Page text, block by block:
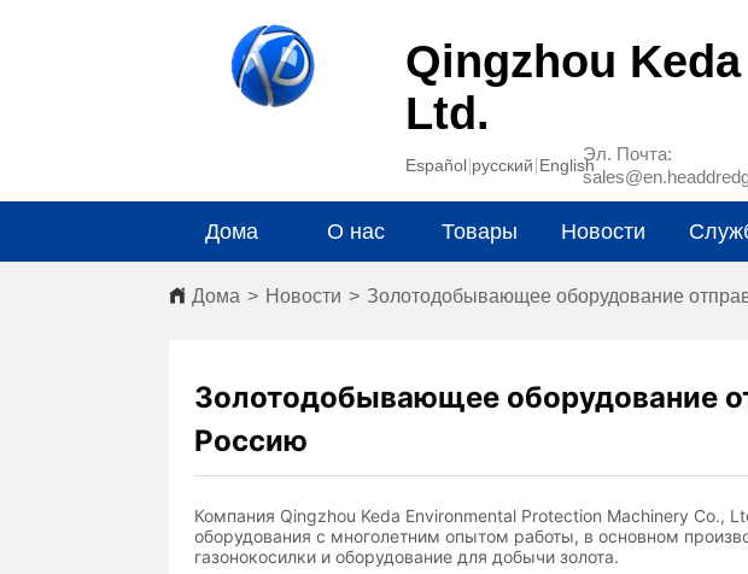
Qingzhou
Ltd.
Español русский English
Эл. Почта:
Дома О нас Товары Новости
Дома > Новости > Золотодобывающее оборудование
Золотодобывающее оборудование
Россию